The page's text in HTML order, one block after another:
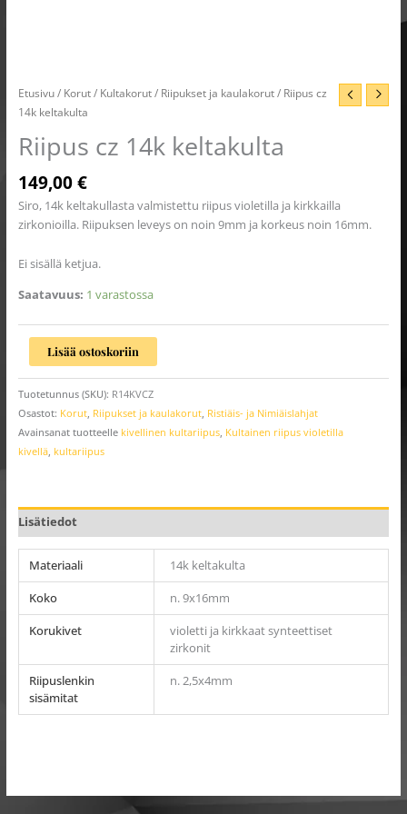
Etusivu/ Korut/ Kultakorut/ Riipukset ja kaulakorut/ Riipus cz
14k keltakulta
Riipus cz 14k keltakulta
149,00€
Siro, 14k keltakullasta valmistettu riipus violetilla ja kirkkailla
zirkonioilla. Riipuksen leveys on noin 9mm ja korkeus noin 16mm.
Ei sisällä ketjua.
Saatavuus: 1 varastossa
Lisää ostoskoriin
Tuotetunnus (SKU): R14KVCZ
Osastot: Korut, Riipukset ja kaulakorut, Ristiäis- ja Nimiäislahjat
Avainsanat tuotteelle kivellinen kultariipus, Kultainen riipus violetilla
kivellä, kultariipus
Lisätiedot
Materiaali
14k keltakulta
Koko
n. 9x16mm
Korukivet
violetti ja kirkkaat synteettiset
zirkonit
Riipuslenkin
sisämitat
n. 2,5x4mm